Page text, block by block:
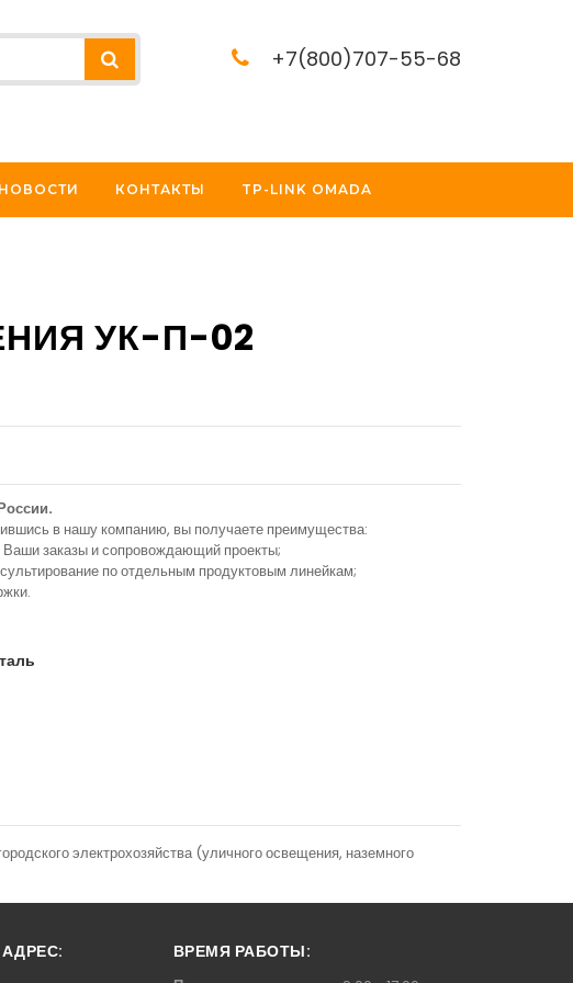
+7(800)707-55-68
НОВОСТИ КОНТАКТЫ TP-LINK OMADA
УК-П-02
в нашу компанию, вы получаете преимущества:
заказы и сопровождающий проекты;
по отдельным продуктовым линейкам;
электрохозяйства (уличного освещения, наземного
ВРЕМЯ РАБОТЫ: